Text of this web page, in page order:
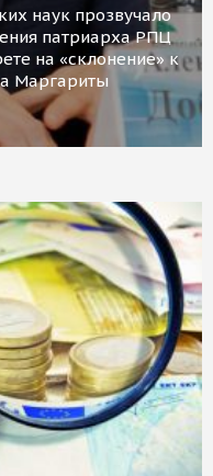
наук прозвучало
патриарха РПЦ
на «склонение» к
Маргариты